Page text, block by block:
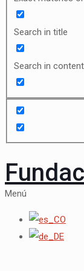
Search in title
Search in content
Menú